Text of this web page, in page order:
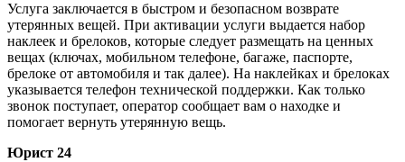
Услуга заключается в быстром и безопасном возврате
утерянных вещей. При активации услуги выдается набор
наклеек и брелоков, которые следует размещать на ценных
вещах (ключах, мобильном телефоне, багаже, паспорте,
брелоке от автомобиля и так далее). На наклейках и брелоках
указывается телефон технической поддержки. Как только
звонок поступает, оператор сообщает вам о находке и
помогает вернуть утерянную вещь.
Юрист 24